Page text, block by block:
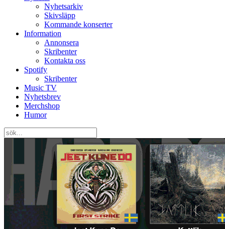
Nyhetsarkiv
Skivsläpp
Kommande konserter
Information
Annonsera
Skribenter
Kontakta oss
Spotify
Skribenter
Music TV
Nyhetsbrev
Merchshop
Humor